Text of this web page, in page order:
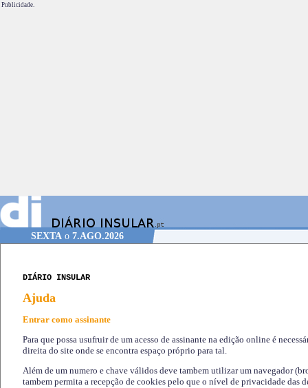
Publicidade.
SEXTA o 7.AGO.2026
DIÁRIO INSULAR
Ajuda
Entrar como assinante
Para que possa usufruir de um acesso de assinante na edição online é
direita do site onde se encontra espaço próprio para tal.
Além de um numero e chave válidos deve tambem utilizar um navegador
tambem permita a recepção de cookies pelo que o nível de privacidade das